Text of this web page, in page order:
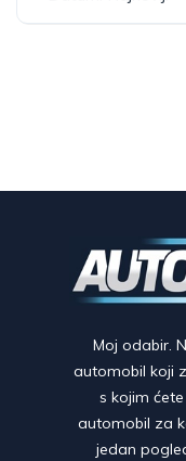
Moj odabir.
automobil koji
s kojim
automobil za
jedan